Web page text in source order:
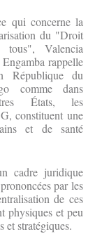
qui concerne la
du "Droit
tous", Valencia
rappelle
République du
comme dans
États, les
constituent une
et de santé
cadre juridique
par les
de ces
physiques et peu
et stratégiques.